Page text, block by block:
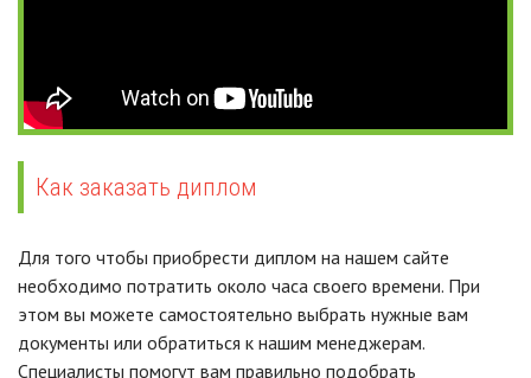
Как заказать диплом
Для того чтобы приобрести диплом на нашем сайте
необходимо потратить около часа своего времени. При
этом вы можете самостоятельно выбрать нужные вам
документы или обратиться к нашим менеджерам.
Специалисты помогут вам правильно подобрать